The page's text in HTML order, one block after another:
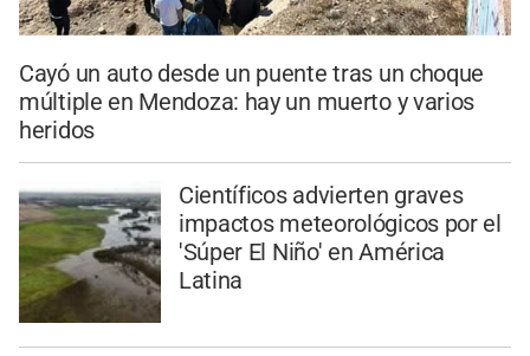
Cayó un auto desde un puente tras un choque
múltiple en Mendoza: hay un muerto y varios
heridos
Científicos advierten graves
impactos meteorológicos por el
'Súper El Niño' en América
Latina